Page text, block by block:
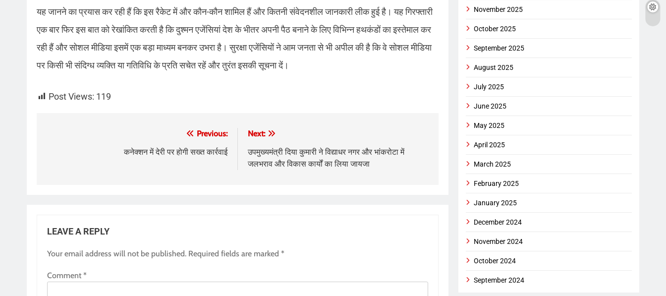
यह जानने का प्रयास कर रही हैं कि इस रैकेट में और कौन-कौन शामिल हैं और कितनी संवेदनशील जानकारी लीक हुई है। यह गिरफ्तारी
एक बार फिर इस बात को रेखांकित करती है कि दुश्मन एजेंसियां देश के भीतर अपनी पैठ बनाने के लिए विभिन्न हथकंडों का इस्तेमाल कर
रही हैं और सोशल मीडिया इसमें एक बड़ा माध्यम बनकर उभरा है। सुरक्षा एजेंसियों ने आम जनता से भी अपील की है कि वे सोशल मीडिया
पर किसी भी संदिग्ध व्यक्ति या गतिविधि के प्रति सचेत रहें और तुरंत इसकी सूचना दें।
Post Views: 119
Previous:
कनेक्शन में देरी पर होगी सख्त कार्रवाई
Next:
उपमुख्यमंत्री दिया कुमारी ने विद्याधर नगर और भांकरोटा में
जलभराव और विकास कार्यों का लिया जायजा
LEAVE A REPLY
Your email address will not be published. Required fields are marked *
Comment *
November 2025
October 2025
September 2025
August 2025
July 2025
June 2025
May 2025
April 2025
March 2025
February 2025
January 2025
December 2024
November 2024
October 2024
September 2024